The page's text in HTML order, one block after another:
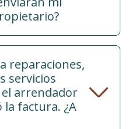
reparaciones,
servicios
arrendador
factura. ¿A